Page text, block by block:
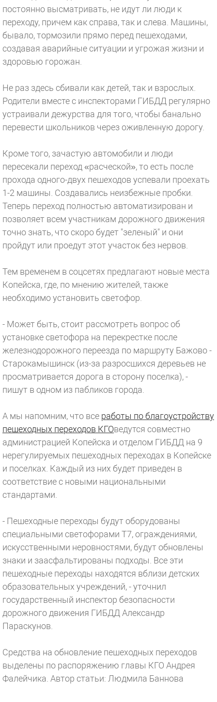
постоянно высматривать, не идут ли люди к
переходу, причем как справа, так и слева. Машины,
бывало, тормозили прямо перед пешеходами,
создавая аварийные ситуации и угрожая жизни и
здоровью горожан.
Не раз здесь сбивали как детей, так и взрослых.
Родители вместе с инспекторами ГИБДД регулярно
устраивали дежурства для того, чтобы банально
перевести школьников через оживленную дорогу.
Кроме того, зачастую автомобили и люди
пересекали переход «расческой», то есть после
прохода одного-двух пешеходов успевали проехать
1-2 машины. Создавались неизбежные пробки.
Теперь переход полностью автоматизирован и
позволяет всем участникам дорожного движения
точно знать, что скоро будет "зеленый" и они
пройдут или проедут этот участок без нервов.
Тем временем в соцсетях предлагают новые места
Копейска, где, по мнению жителей, также
необходимо установить светофор.
- Может быть, стоит рассмотреть вопрос об
установке светофора на перекрестке после
железнодорожного переезда по маршруту Бажово -
Старокамышинск (из-за разросшихся деревьев не
просматривается дорога в сторону поселка), -
пишут в одном из пабликов города.
А мы напомним, что все работы по благоустройству
пешеходных переходов КГОведутся совместно
администрацией Копейска и отделом ГИБДД на 9
нерегулируемых пешеходных переходах в Копейске
и поселках. Каждый из них будет приведен в
соответствие с новыми национальными
стандартами.
- Пешеходные переходы будут оборудованы
специальными светофорами Т7, ограждениями,
искусственными неровностями, будут обновлены
знаки и заасфальтированы подходы. Все эти
пешеходные переходы находятся вблизи детских
образовательных учреждений, - уточнил
государственный инспектор безопасности
дорожного движения ГИБДД Александр
Параскунов.
Средства на обновление пешеходных переходов
выделены по распоряжению главы КГО Андрея
Фалейчика. Автор статьи: Людмила Баннова